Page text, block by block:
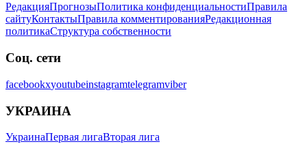
РедакцияПрогнозыПолитика конфиденциальностиПравила
сайтуКонтактыПравила комментированияРедакционная
политикаСтруктура собственности
Соц. сети
facebookxyoutubeinstagramtelegramviber
УКРАИНА
УкраинаПервая лигаВторая лига